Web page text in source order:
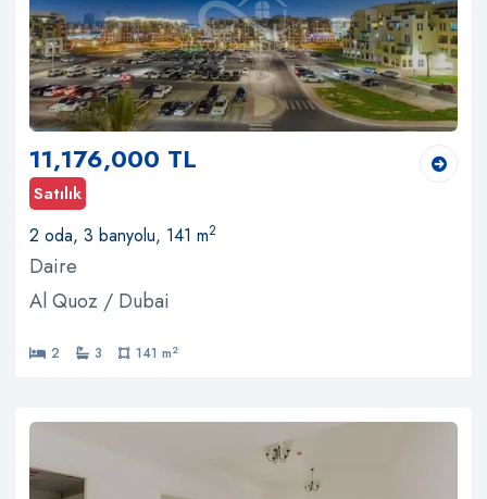
11,176,000 TL
Satılık
2 oda, 3 banyolu, 141 m2
Daire
Al Quoz / Dubai
2 3 141 m2